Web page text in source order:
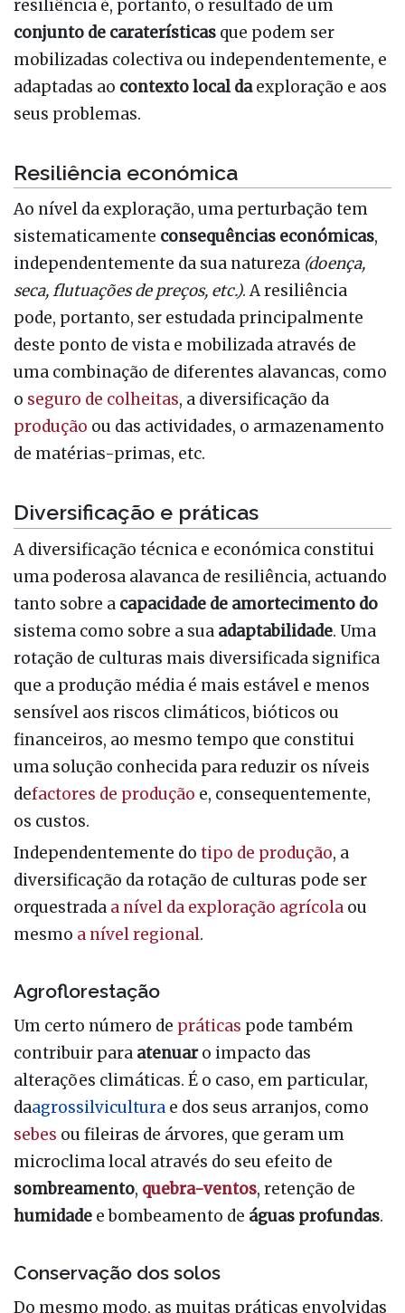
resiliência é, portanto, o resultado de um
conjunto de caraterísticas que podem ser
mobilizadas colectiva ou independentemente, e
adaptadas ao contexto local daexploração e aos
seus problemas.
Resiliência económica
Ao nível da exploração, uma perturbação tem
sistematicamente consequências económicas,
independentemente da sua natureza (doença,
seca, flutuações de preços, etc.). A resiliência
pode, portanto, ser estudada principalmente
deste ponto de vista e mobilizada através de
uma combinação de diferentes alavancas, como
o seguro de colheitas, a diversificação da
produção ou das actividades, o armazenamento
de matérias-primas, etc.
Diversificação e práticas
A diversificação técnica e económica constitui
uma poderosa alavanca de resiliência, actuando
tanto sobre a capacidade de amortecimento do
sistema como sobre a sua adaptabilidade. Uma
rotação de culturas mais diversificada significa
que a produção média é mais estável e menos
sensível aos riscos climáticos, bióticos ou
financeiros, ao mesmo tempo que constitui
uma solução conhecida para reduzir os níveis
defactores de produção e, consequentemente,
os custos.
Independentemente do tipo de produção, a
diversificação da rotação de culturas pode ser
orquestrada a nível da exploração agrícola ou
mesmo a nível regional.
Agroflorestação
Um certo número de práticas pode também
contribuir para atenuaro impacto das
alterações climáticas. É o caso, em particular,
daagrossilvicultura e dos seus arranjos, como
sebes ou fileiras de árvores, que geram um
microclima local através do seu efeito de
sombreamento, quebra-ventos, retenção de
humidade e bombeamento de águas profundas.
Conservação dos solos
Do mesmo modo, as muitas práticas envolvidas